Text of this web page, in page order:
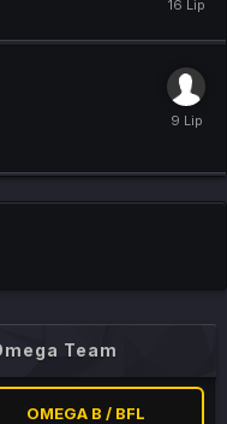
Team
OMEGA B / BFL